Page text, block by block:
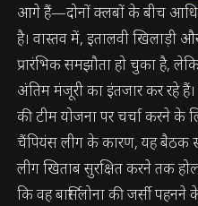
आगे हैं—दोनों क्लबों के बीच
है। वास्तव में, इतालवी खिलाड़ी
प्रारंभिक समझौता हो चुका है,
अंतिम मंजूरी का इंतजार कर रहे
की टीम योजना पर चर्चा करने के
चैंपियंस लीग के कारण, यह बैठक
लीग खिताब सुरक्षित करने तक
कि वह बार्सिलोना की जर्सी